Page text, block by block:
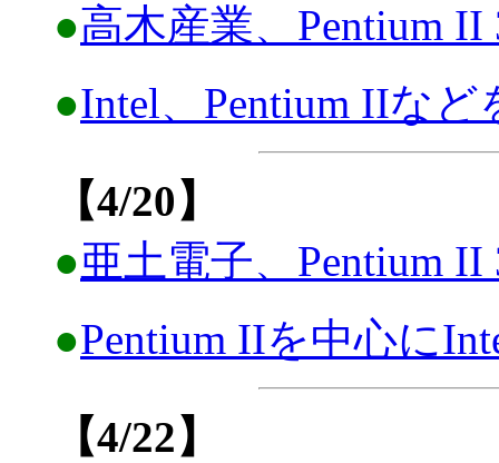
●高木産業、Pentium II
●Intel、Pentium IIなど
【4/20】
●亜土電子、Pentium II
●Pentium IIを中心に
【4/22】